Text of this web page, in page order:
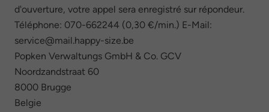
d'ouverture, votre appel sera enregistré sur répondeur.
Téléphone: 070-662244 (0,30 €/min.) E-Mail:
service@mail.happy-size.be
Popken Verwaltungs GmbH & Co. GCV
Noordzandstraat 60
8000 Brugge
Belgie